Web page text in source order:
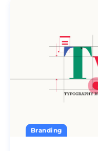
Branding